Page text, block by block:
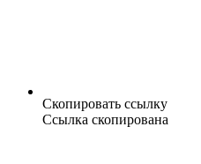
Скопировать ссылку
Ссылка скопирована